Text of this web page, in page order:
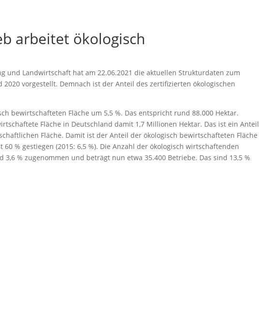
arbeitet ökologisch
und Landwirtschaft hat am 22.06.2021 die aktuellen Strukturdaten zum
2020 vorgestellt. Demnach ist der Anteil des zertifizierten ökologischen
bewirtschafteten Fläche um 5,5 %. Das entspricht rund 88.000 Hektar.
Fläche in Deutschland damit 1,7 Millionen Hektar. Das ist ein Anteil
Fläche. Damit ist der Anteil der ökologisch bewirtschafteten Fläche
% gestiegen (2015: 6,5 %). Die Anzahl der ökologisch wirtschaftenden
% zugenommen und beträgt nun etwa 35.400 Betriebe. Das sind 13,5 %